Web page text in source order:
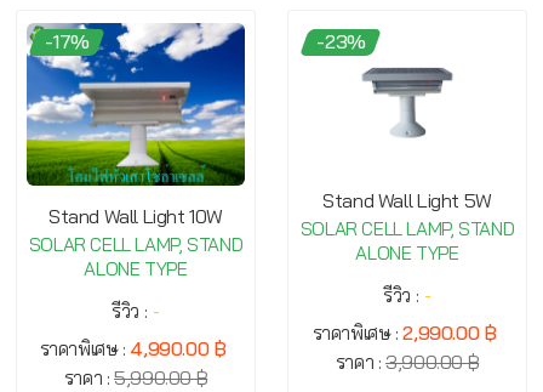
-17%
Stand Wall Light 10W
SOLAR CELL LAMP, STAND
ALONE TYPE
รีวิว : -
ราคาพิเศษ : 4,990.00 ฿
ราคา :5,990.00 ฿
-23%
Stand Wall Light 5W
SOLAR CELL LAMP, STAND
ALONE TYPE
รีวิว : -
ราคาพิเศษ :2,990.00 ฿
ราคา :3,900.00 ฿